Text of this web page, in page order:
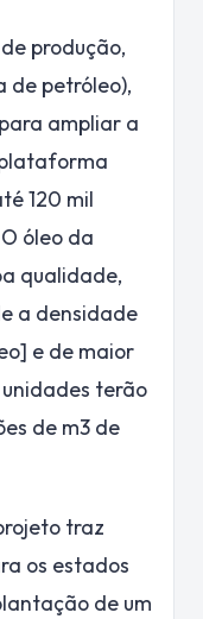
produção,
de petróleo),
ampliar a
120 mil
óleo da
qualidade,
a densidade
e de maior
terão
de m3 de
traz
os estados
de um